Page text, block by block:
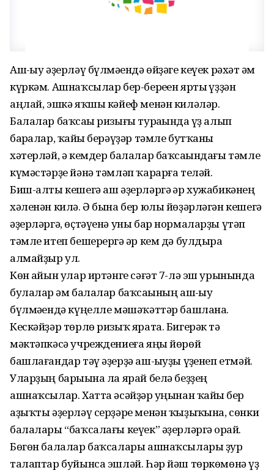
Аш-һыу әҙерләү бүлмәһендә өйҙәге кеүек рәхәт һәм
күркәм. Ашнаҡсылар бер-береһен ярты һүҙҙән
аңлай, эшкә яҡшы кәйеф менән киләләр.
Балалар баҡсаһы ризығы тураһында һүҙ алып
барһалар, ҡайһы берәүҙәр тәмле бутҡаны
хәтерләй, ә кемдер балалар баҡсаһындағы тәмле
күмәстәрҙе йәнә тәмләп ҡарарға теләй.
Биш-алты кешегә аш әҙерләргә һәр хужабикәнең
хәленән килә. Ә бына бер юлы йөҙәрләгән кешегә
әҙерләргә, өҫтәүенә уны бар нормаларҙы үтәп
тәмле итеп бешерергә һәр кем дә булдыра
алмайҙыр ул.
Көн һайын улар иртәнге сәғәт 7-лә эш урынында
булалар һәм балалар баҡсаһының аш-һыу
бүлмәһендә күңелле мәшәҡәттәр башлана.
Кескәйҙәр төрлө ризыҡ ярата. Бигерәк тә
мәктәпкәсә учреждениеға яңы йөрөй
башлағандар тәү әҙерҙә аш-һыуҙы үҙһенеп етмәй.
Уларҙың барыһына ла ярай белә беҙҙең
ашнаҡсылар. Хатта әсәйҙәр һуңынан ҡайһы бер
аҙыҡты әҙерләү серҙәре менән ҡыҙыҡһына, сөнки
балалары “баҡсалағы кеүек” әҙерләргә һорай.
Бөгөн балалар баҡсалары ашнаҡсылары ҙур
талаптар буйынса эшләй. Һәр йәш төркөмөнә үҙ